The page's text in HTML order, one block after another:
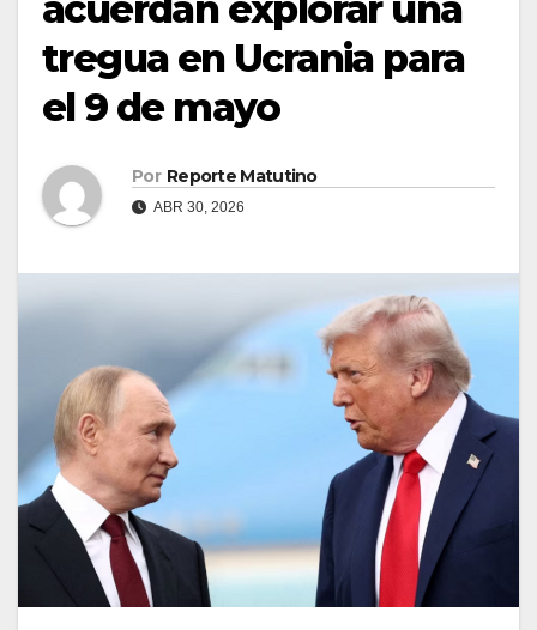
acuerdan explorar una
tregua en Ucrania para
el 9 de mayo
Por Reporte Matutino
ABR 30, 2026